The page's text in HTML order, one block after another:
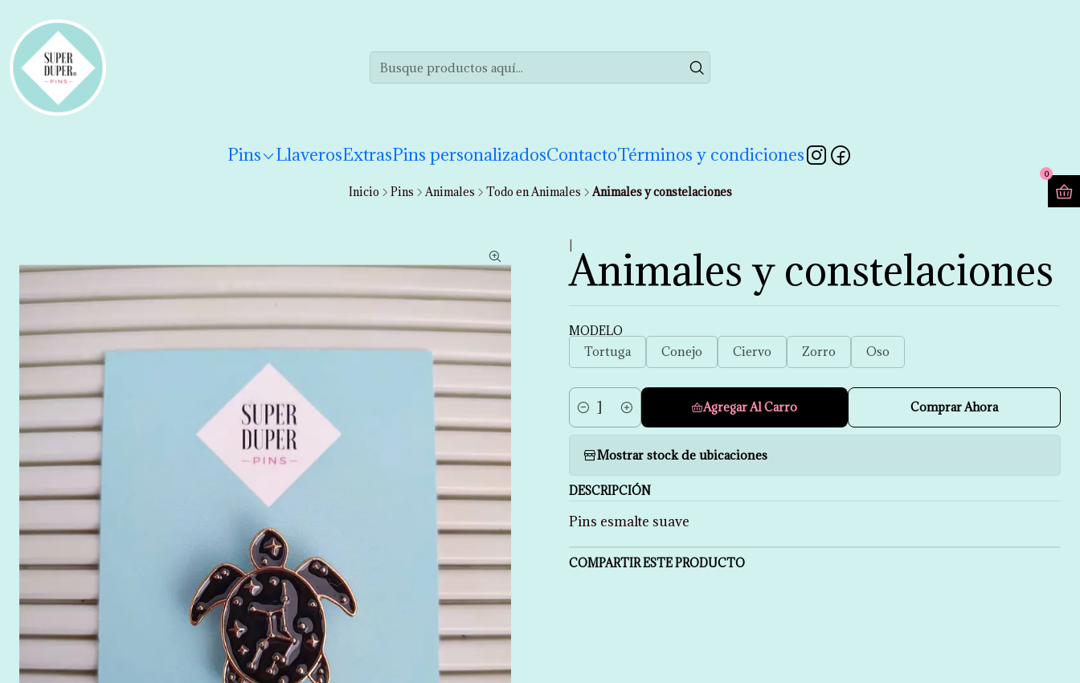
Pins LlaverosExtrasPins personalizadosContactoTérminos y condiciones
0
Inicio Pins Animales Todo en Animales Animales y constelaciones
Animales y constelaciones
MODELO
Tortuga
Conejo Ciervo Zorro Oso
Cantidad
Agregar Al Carro Comprar Ahora
Mostrar stock de ubicaciones
DESCRIPCIÓN
Pins esmalte suave
COMPARTIR ESTE PRODUCTO